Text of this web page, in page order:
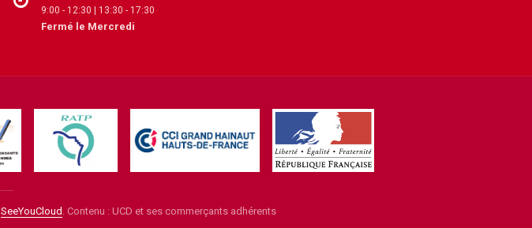
9:00 - 12:30 | 13:30 - 17:30
Fermé le Mercredi
SeeYouCloud . Contenu : UCD et ses commerçants adhérents